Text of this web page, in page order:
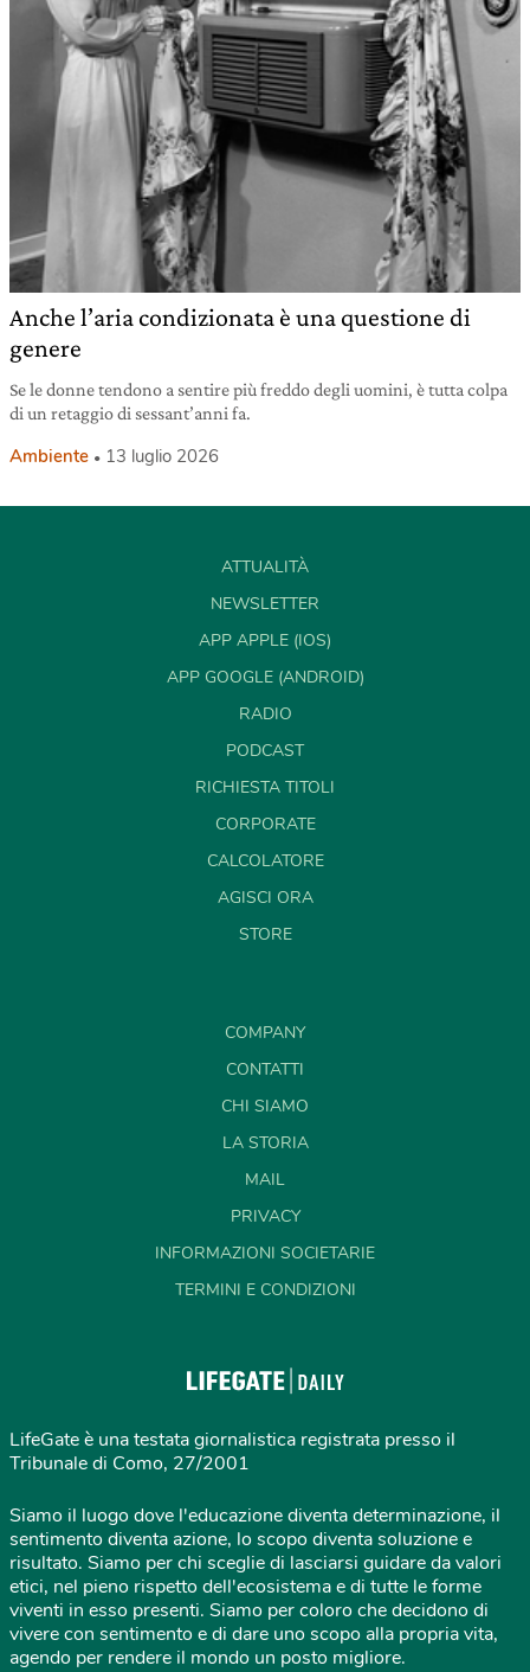
Anche l’aria condizionata è una questione di
genere
Se le donne tendono a sentire più freddo degli uomini, è tutta colpa
di un retaggio di sessant’anni fa.
Ambiente 13 luglio 2026
ATTUALITÀ
NEWSLETTER
APP APPLE (IOS)
APP GOOGLE (ANDROID)
RADIO
PODCAST
RICHIESTA TITOLI
CORPORATE
CALCOLATORE
AGISCI ORA
STORE
COMPANY
CONTATTI
CHI SIAMO
LA STORIA
MAIL
PRIVACY
INFORMAZIONI SOCIETARIE
TERMINI E CONDIZIONI
LifeGate è una testata giornalistica registrata presso il
Tribunale di Como, 27/2001
Siamo il luogo dove l'educazione diventa determinazione, il
sentimento diventa azione, lo scopo diventa soluzione e
risultato. Siamo per chi sceglie di lasciarsi guidare da valori
etici, nel pieno rispetto dell'ecosistema e di tutte le forme
viventi in esso presenti. Siamo per coloro che decidono di
vivere con sentimento e di dare uno scopo alla propria vita,
agendo per rendere il mondo un posto migliore.